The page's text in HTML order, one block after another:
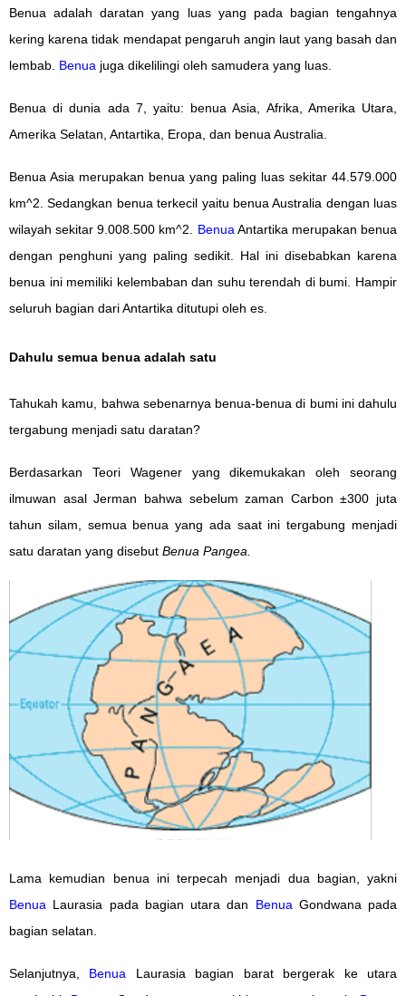
Benua adalah daratan yang luas yang pada bagian tengahnya
kering karena tidak mendapat pengaruh angin laut yang basah dan
lembab. Benua juga dikelilingi oleh samudera yang luas.
Benua di dunia ada 7, yaitu: benua Asia, Afrika, Amerika Utara,
Amerika Selatan, Antartika, Eropa, dan benua Australia.
Benua Asia merupakan benua yang paling luas sekitar 44.579.000
km^2. Sedangkan benua terkecil yaitu benua Australia dengan luas
wilayah sekitar 9.008.500 km^2. Benua Antartika merupakan benua
dengan penghuni yang paling sedikit. Hal ini disebabkan karena
benua ini memiliki kelembaban dan suhu terendah di bumi. Hampir
seluruh bagian dari Antartika ditutupi oleh es.
Dahulu semua benua adalah satu
Tahukah kamu, bahwa sebenarnya benua-benua di bumi ini dahulu
tergabung menjadi satu daratan?
Berdasarkan Teori Wagener yang dikemukakan oleh seorang
ilmuwan asal Jerman bahwa sebelum zaman Carbon ±300 juta
tahun silam, semua benua yang ada saat ini tergabung menjadi
satu daratan yang disebut Benua Pangea.
Lama kemudian benua ini terpecah menjadi dua bagian, yakni
Benua Laurasia pada bagian utara dan Benua Gondwana pada
bagian selatan.
Selanjutnya, Benua Laurasia bagian barat bergerak ke utara